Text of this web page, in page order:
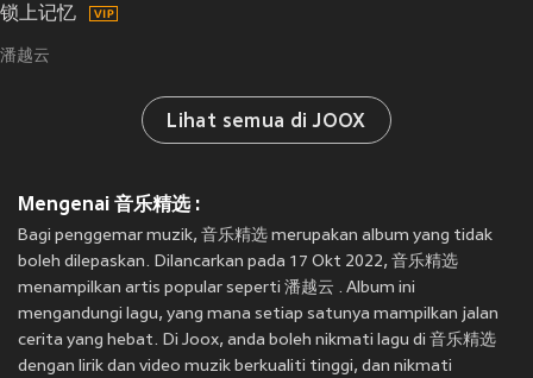
锁上记忆
潘越云
Lihat semua di JOOX
Mengenai 音乐精选 :
Bagi penggemar muzik, 音乐精选 merupakan album yang tidak
boleh dilepaskan. Dilancarkan pada 17 Okt 2022, 音乐精选
menampilkan artis popular seperti 潘越云 . Album ini
mengandungi lagu, yang mana setiap satunya mampilkan jalan
cerita yang hebat. Di Joox, anda boleh nikmati lagu di 音乐精选
dengan lirik dan video muzik berkualiti tinggi, dan nikmati